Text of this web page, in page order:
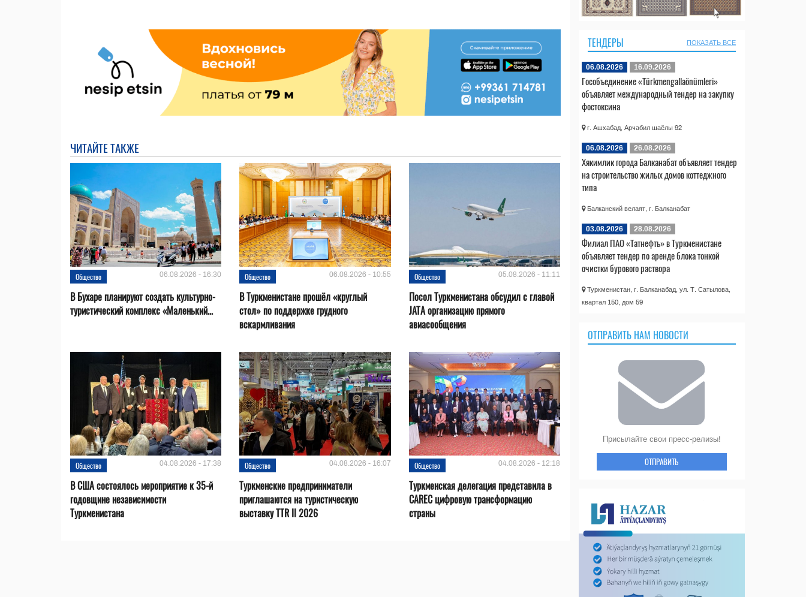
ЧИТАЙТЕ ТАКЖЕ
Общество 06.08.2026 - 16:30
В Бухаре планируют создать культурно-
туристический комплекс «Маленький...
Общество 06.08.2026 - 10:55
В Туркменистане прошёл «круглый
стол» по поддержке грудного
вскармливания
Общество 05.08.2026 - 11:11
Посол Туркменистана обсудил с главой
JATA организацию прямого
авиасообщения
Общество 04.08.2026 - 17:38
В США состоялось мероприятие к 35-й
годовщине независимости
Туркменистана
Общество 04.08.2026 - 16:07
Туркменские предприниматели
приглашаются на туристическую
выставку TTR II 2026
Общество 04.08.2026 - 12:18
Туркменская делегация представила в
CAREC цифровую трансформацию
страны
ТЕНДЕРЫ ПОКАЗАТЬ ВСЕ
06.08.2026 16.09.2026
Гособъединение «Türkmengallaönümleri»
объявляет международный тендер на закупку
фостоксина
г. Ашхабад, Арчабил шаёлы 92
06.08.2026 26.08.2026
Хякимлик города Балканабат объявляет тендер
на строительство жилых домов коттеджного
типа
Балканский велаят, г. Балканабат
03.08.2026 28.08.2026
Филиал ПАО «Татнефть» в Туркменистане
объявляет тендер по аренде блока тонкой
очистки бурового раствора
Туркменистан, г. Балканабад, ул. Т. Сатылова,
квартал 150, дом 59
ОТПРАВИТЬ НАМ НОВОСТИ
Присылайте свои пресс-релизы!
ОТПРАВИТЬ